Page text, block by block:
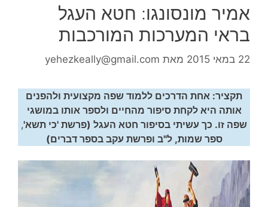
אמיר מונסונגו: חטא העגל
בראי המערכות המורכבות
22 במאי 2015 מאת yehezkeally@gmail.com
תקציר: אחת הדרכים ללמוד שפה מקצועית ולהפנים
אותה היא לקחת סיפור מהחיים ולספר אותו במושגי
שפה זו. כך עשיתי בסיפור חטא העגל (פרשת 'כי תשא',
ספר שמות, ל"ב ופרשת עקב בספר דברים)